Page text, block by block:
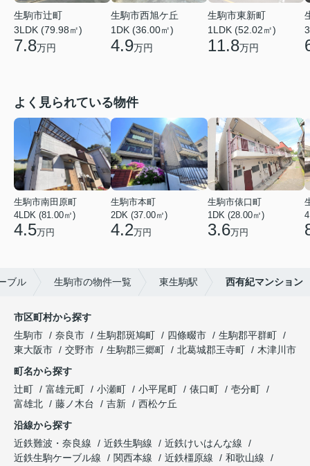
生駒市辻町
3LDK (79.98㎡)
7.8万円
生駒市西旭ケ丘
1DK (36.00㎡)
4.9万円
生駒市東新町
1LDK (52.02㎡)
11.8万円
よく見られている物件
生駒市南田原町
4LDK (81.00㎡)
4.5万円
生駒市本町
2DK (37.00㎡)
4.2万円
生駒市俵口町
1DK (28.00㎡)
3.6万円
ブル 生駒市の物件一覧 東生駒駅 西有紀マンション
市区町村から探す
生駒市
奈良市 生駒郡斑鳩町 四條畷市
生駒郡平群町
東大阪市
交野市 生駒郡三郷町 北葛城郡王寺町
木津川市
町名から探す
辻町
富雄元町 小瀬町 小平尾町 俵口町
壱分町
富雄北
藤ノ木台 吉新
西松ケ丘
沿線から探す
近鉄難波・奈良線
近鉄生駒線
近鉄けいはんな線
近鉄生駒ケーブル線
関西本線 近鉄橿原線
和歌山線